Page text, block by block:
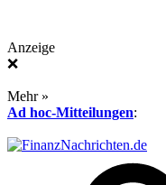
Anzeige
❌
Mehr »
Ad hoc-Mitteilungen: